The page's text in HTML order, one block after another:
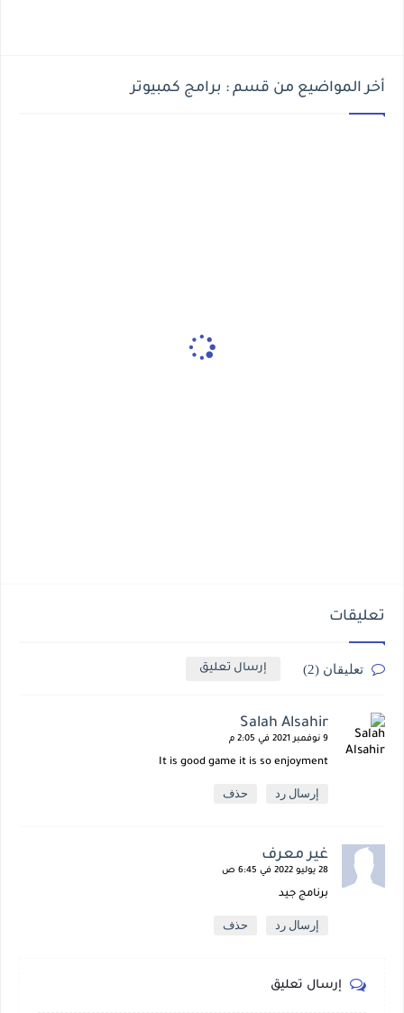
أخر المواضيع من قسم : برامج كمبيوتر
تعليقات
تعليقان (2) إرسال تعليق
Salah Alsahir
9 نوفمبر 2021 في 2:05 م
It is good game it is so enjoyment
إرسال رد حذف
غير معرف
28 يوليو 2022 في 6:45 ص
برنامج جيد
إرسال رد حذف
إرسال تعليق